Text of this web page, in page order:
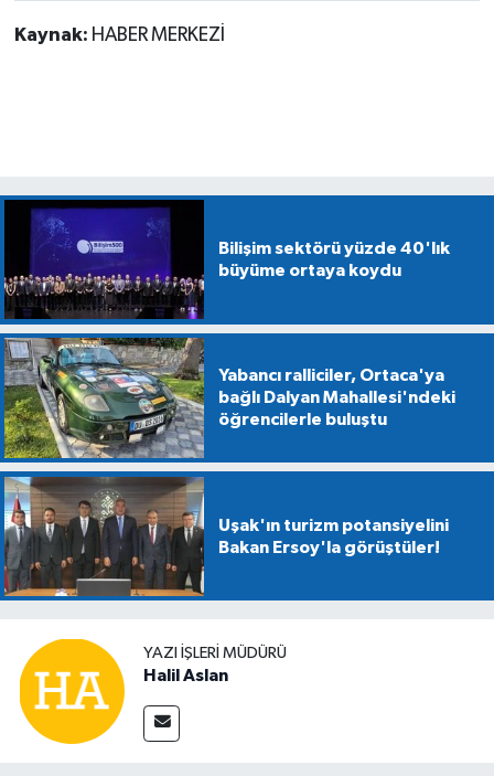
Kaynak: HABER MERKEZİ
Bilişim sektörü yüzde 40'lık
büyüme ortaya koydu
Yabancı ralliciler, Ortaca'ya
bağlı Dalyan Mahallesi'ndeki
öğrencilerle buluştu
Uşak'ın turizm potansiyelini
Bakan Ersoy'la görüştüler!
YAZI İŞLERİ MÜDÜRÜ
Halil Aslan